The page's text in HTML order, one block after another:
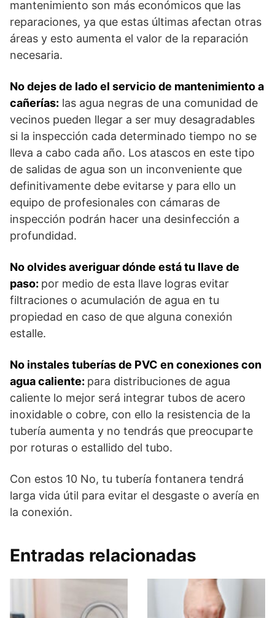
mantenimiento son más económicos que las
reparaciones, ya que estas últimas afectan otras
áreas y esto aumenta el valor de la reparación
necesaria.
No dejes de lado el servicio de mantenimiento a
cañerías: las agua negras de una comunidad de
vecinos pueden llegar a ser muy desagradables
si la inspección cada determinado tiempo no se
lleva a cabo cada año. Los atascos en este tipo
de salidas de agua son un inconveniente que
definitivamente debe evitarse y para ello un
equipo de profesionales con cámaras de
inspección podrán hacer una desinfección a
profundidad.
No olvides averiguar dónde está tu llave de
paso: por medio de esta llave logras evitar
filtraciones o acumulación de agua en tu
propiedad en caso de que alguna conexión
estalle.
No instales tuberías de PVC en conexiones con
agua caliente: para distribuciones de agua
caliente lo mejor será integrar tubos de acero
inoxidable o cobre, con ello la resistencia de la
tubería aumenta y no tendrás que preocuparte
por roturas o estallido del tubo.
Con estos 10 No, tu tubería fontanera tendrá
larga vida útil para evitar el desgaste o avería en
la conexión.
Entradas relacionadas